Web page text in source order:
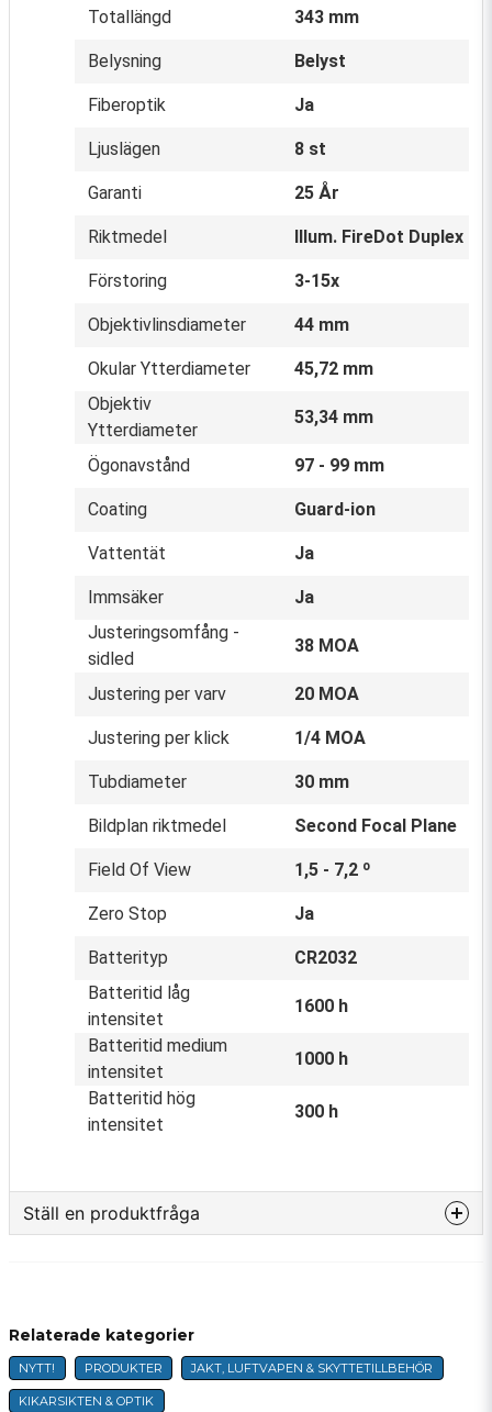
Totallängd 343 mm
Belysning Belyst
Fiberoptik Ja
Ljuslägen 8 st
Garanti 25 År
Riktmedel Illum. FireDot Duplex
Förstoring 3-15x
Objektivlinsdiameter 44 mm
Okular Ytterdiameter
45,72 mm
Objektiv
Ytterdiameter
53,34 mm
Ögonavstånd 97 - 99 mm
Coating Guard-ion
Vattentät Ja
Immsäker
Ja
Justeringsomfång -
sidled
38 MOA
Justering per varv 20 MOA
Justering per klick 1/4 MOA
Tubdiameter 30 mm
Bildplan riktmedel Second Focal Plane
Field Of View 1,5 - 7,2 º
Zero Stop Ja
Batterityp
CR2032
Batteritid låg
intensitet
1600 h
Batteritid medium
intensitet
1000 h
Batteritid hög
intensitet
300 h
Ställ en produktfråga
name
Namn
Relaterade kategorier
NYTT! PRODUKTER JAKT, LUFTVAPEN & SKYTTETILLBEHÖR
KIKARSIKTEN & OPTIK